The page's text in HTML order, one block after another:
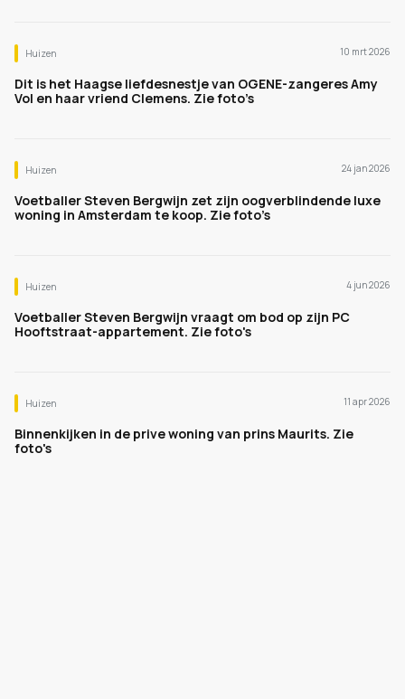
Huizen 10 mrt 2026
Dit is het Haagse liefdesnestje van OGENE-zangeres Amy
Vol en haar vriend Clemens. Zie foto’s
Huizen 24 jan 2026
Voetballer Steven Bergwijn zet zijn oogverblindende luxe
woning in Amsterdam te koop. Zie foto’s
Huizen 4 jun 2026
Voetballer Steven Bergwijn vraagt om bod op zijn PC
Hooftstraat-appartement. Zie foto's
Huizen 11 apr 2026
Binnenkijken in de prive woning van prins Maurits. Zie
foto's